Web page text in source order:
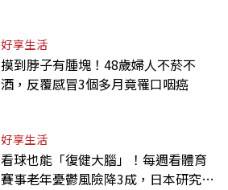
好享生活
摸到脖子有腫塊！48歲婦人不菸不
酒，反覆感冒3個多月竟罹口咽癌
好享生活
看球也能「復健大腦」！每週看體育
賽事老年憂鬱風險降3成，日本研究：